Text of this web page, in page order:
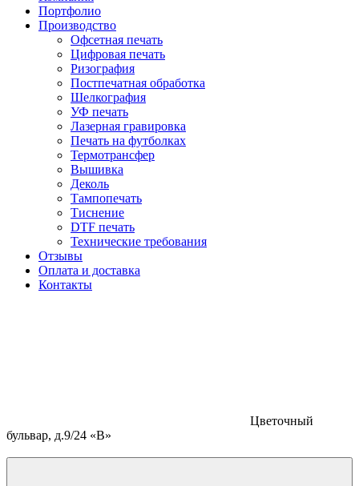
Портфолио
Производство
Офсетная печать
Цифровая печать
Ризография
Постпечатная обработка
Шелкография
УФ печать
Лазерная гравировка
Печать на футболках
Термотрансфер
Вышивка
Деколь
Тампопечать
Тиснение
DTF печать
Технические требования
Отзывы
Оплата и доставка
Контакты
Цветочный
бульвар, д.9/24 «В»